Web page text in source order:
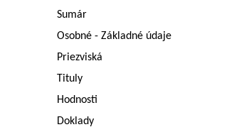
Sumár
Osobné - Základné údaje
Priezviská
Tituly
Hodnosti
Doklady